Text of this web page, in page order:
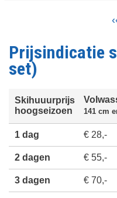
Prijsindicatie
set)
Skihuuurprijs
hoogseizoen
141 cm
1 dag € 28,-
2 dagen € 55,-
3 dagen € 70,-